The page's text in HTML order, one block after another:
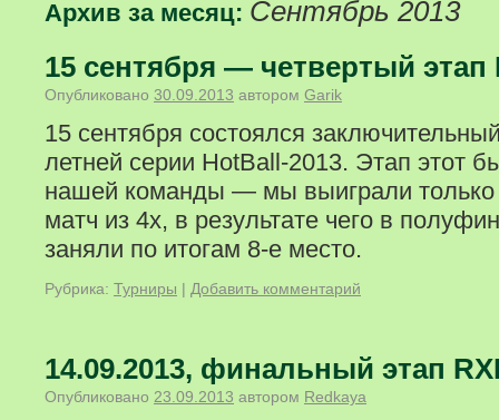
Архив за месяц: Сентябрь 2013
15 сентября — четвертый этап
Опубликовано 30.09.2013 автором Garik
15 сентября состоялся
летней серии HotBall-2013. Этап этот
нашей команды — мы выиграли только
матч из 4х, в результате чего в
заняли по итогам 8-е место.
Рубрика: Турниры | Добавить комментарий
14.09.2013, финальный этап
Опубликовано 23.09.2013 автором Redkaya